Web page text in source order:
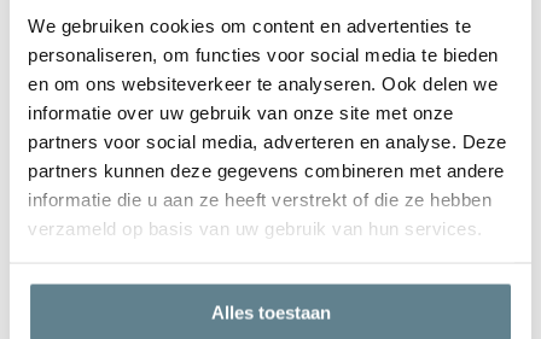
We gebruiken cookies om content en advertenties te
personaliseren, om functies voor social media te bieden
en om ons websiteverkeer te analyseren. Ook delen we
informatie over uw gebruik van onze site met onze
partners voor social media, adverteren en analyse. Deze
partners kunnen deze gegevens combineren met andere
informatie die u aan ze heeft verstrekt of die ze hebben
verzameld op basis van uw gebruik van hun services.
Alles toestaan
Polyester plantenbak
Circum Ø 100x60 cm |
Antraciet zwart
Op voorraad
543,00
Polyester plantenbak
Carrez 40x40x60 cm |
Antraciet-zwart
Op voorraad
240,00